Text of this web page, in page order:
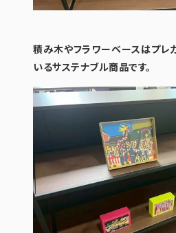
積み木やフラワーベースはプレ
いるサステナブル商品です。